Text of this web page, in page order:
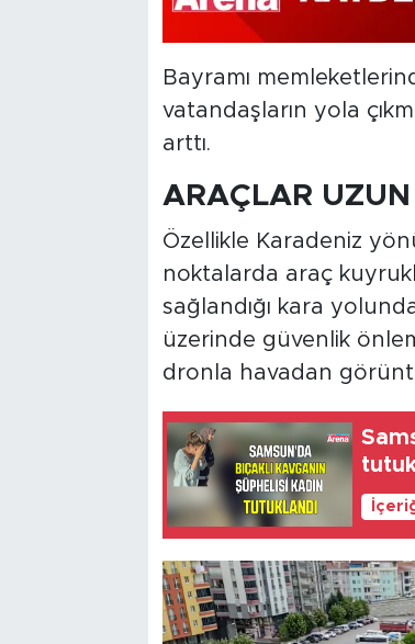
Bayramı
vatandaşların yola
arttı.
ARAÇLAR
Özellikle Karadeniz
noktalarda araç
sağlandığı kara
üzerinde güvenlik
dronla havadan